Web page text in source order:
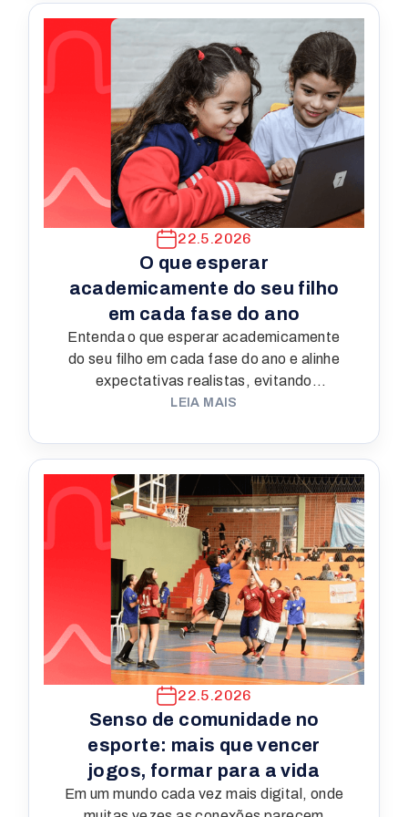
22.5.2026
O que esperar
academicamente do seu filho
em cada fase do ano
Entenda o que esperar academicamente
do seu filho em cada fase do ano e alinhe
expectativas realistas, evitando
comparações e frustrações.
LEIA MAIS
22.5.2026
Senso de comunidade no
esporte: mais que vencer
jogos, formar para a vida
Em um mundo cada vez mais digital, onde